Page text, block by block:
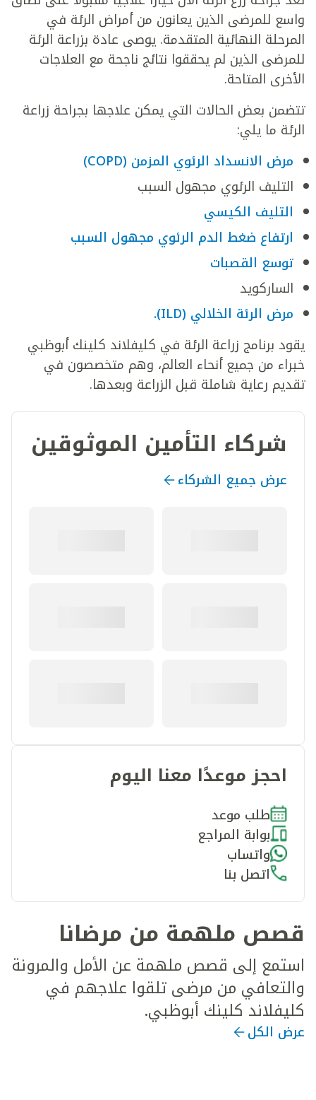
واسع للمرضى الذين يعانون من أمراض الرئة في
المرحلة النهائية المتقدمة. يوصى عادة بزراعة الرئة
للمرضى الذين لم يحققوا نتائج ناجحة مع العلاجات
الأخرى المتاحة.
تتضمن بعض الحالات التي يمكن علاجها بجراحة زراعة
الرئة ما يلي:
مرض الانسداد الرئوي المزمن (COPD)
التليف الرئوي مجهول السبب
التليف الكيسي
ارتفاع ضغط الدم الرئوي مجهول السبب
توسع القصبات
الساركويد
مرض الرئة الخلالي (ILD).
يقود برنامج زراعة الرئة في كليفلاند كلينك أبوظبي
خبراء من جميع أنحاء العالم، وهم متخصصون في
تقديم رعاية شاملة قبل الزراعة وبعدها.
شركاء التأمين الموثوقين
عرض جميع الشركاء
احجز موعدًا معنا اليوم
طلب موعد
بوابة المراجع
واتساب
اتصل بنا
قصص ملهمة من مرضانا
استمع إلى قصص ملهمة عن الأمل والمرونة
والتعافي من مرضى تلقوا علاجهم في
كليفلاند كلينك أبوظبي.
عرض الكل